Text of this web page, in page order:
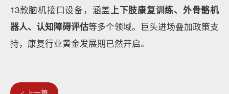
13款脑机接口设备，涵盖上下肢康复训练、外骨骼机
器人、认知障碍评估等多个领域。巨头进场叠加政策支
持，康复行业黄金发展期已然开启。